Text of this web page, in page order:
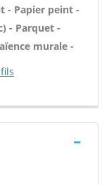
- Papier peint -
- Parquet -
murale -